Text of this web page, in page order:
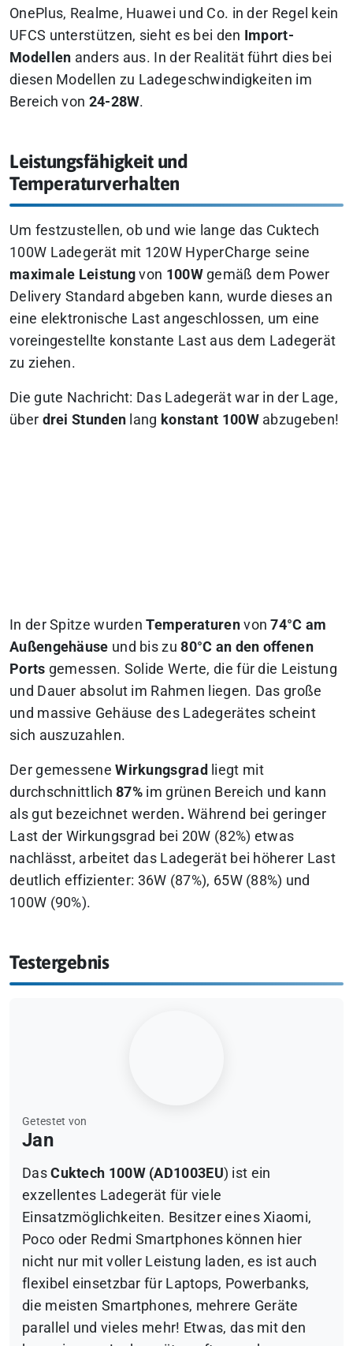
OnePlus, Realme, Huawei und Co. in der Regel kein
UFCS unterstützen, sieht es bei den Import-
Modellen anders aus. In der Realität führt dies bei
diesen Modellen zu Ladegeschwindigkeiten im
Bereich von 24-28W.
Leistungsfähigkeit und
Temperaturverhalten
Um festzustellen, ob und wie lange das Cuktech
100W Ladegerät mit 120W HyperCharge seine
maximale Leistung von 100Wgemäß dem Power
Delivery Standard abgeben kann, wurde dieses an
eine elektronische Last angeschlossen, um eine
voreingestellte konstante Last aus dem Ladegerät
zu ziehen.
Die gute Nachricht: Das Ladegerät war in der Lage,
über drei Stunden lang konstant 100Wabzugeben!
In der Spitze wurdenTemperaturenvon74°C am
Außengehäuse und bis zu80°C an den offenen
Ports gemessen. Solide Werte, die für die Leistung
und Dauer absolut im Rahmen liegen. Das große
und massive Gehäuse des Ladegerätes scheint
sich auszuzahlen.
Der gemesseneWirkungsgrad liegt mit
durchschnittlich87% im grünen Bereich und kann
als gut bezeichnet werden.Während bei geringer
Last der Wirkungsgrad bei 20W (82%) etwas
nachlässt, arbeitet das Ladegerät bei höherer Last
deutlich effizienter: 36W (87%), 65W (88%) und
100W (90%).
Testergebnis
Getestet von
Jan
DasCuktech 100W (AD1003EU) ist ein
exzellentes Ladegerät für viele
Einsatzmöglichkeiten. Besitzer eines Xiaomi,
Poco oder Redmi Smartphones können hier
nicht nur mit voller Leistung laden, es ist auch
flexibel einsetzbar für Laptops, Powerbanks,
die meisten Smartphones, mehrere Geräte
parallel und vieles mehr! Etwas, das mit den